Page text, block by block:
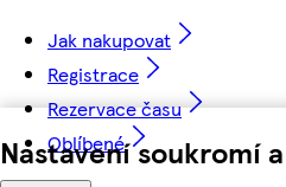
Nastavení soukromí
Jak nakupovat
Registrace
Rezervace času
Oblíbené